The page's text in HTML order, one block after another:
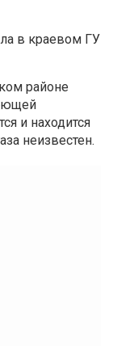
в краевом ГУ
районе
и находится
неизвестен.